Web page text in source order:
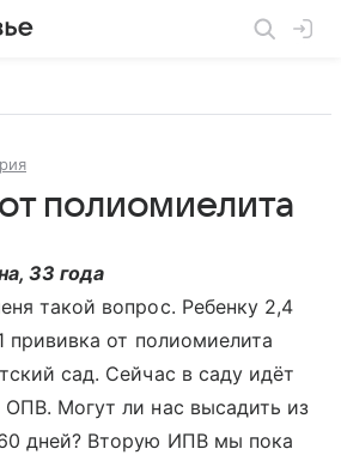
полиомиелита
33 года
такой вопрос. Ребенку 2,4
прививка от полиомиелита
сад. Сейчас в саду идёт
ОПВ. Могут ли нас высадить из
дней? Вторую ИПВ мы пока